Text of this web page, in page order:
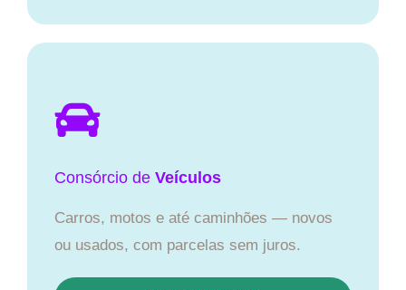
Consórcio de Veículos
Carros, motos e até caminhões — novos
ou usados, com parcelas sem juros.